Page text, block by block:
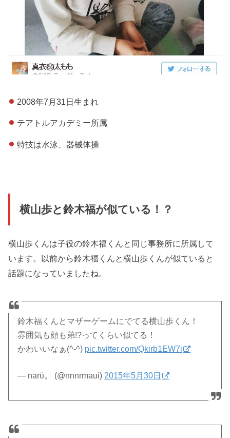
2008年7月31日生まれ
テアトルアカデミー所属
特技は水泳、器械体操
横山歩と鈴木福が似ている！？
横山歩くんは子役の鈴木福くんと同じ事務所に所属して
います。以前から鈴木福くんと横山歩くんが似ていると
話題になっていましたね。
鈴木福くんとマザーゲームにでてる横山歩くん！
雰囲気も顔も弟!?ってくらい似てる！
かわいいなぁ(^-^) pic.twitter.com/Qkirb1EW7i
— narϋ。 (@nnnrmaui) 2015年5月30日